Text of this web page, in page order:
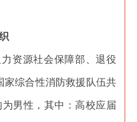
资源社会保障部、退役
家综合性消防救援队伍共
为男性，其中：高校应届